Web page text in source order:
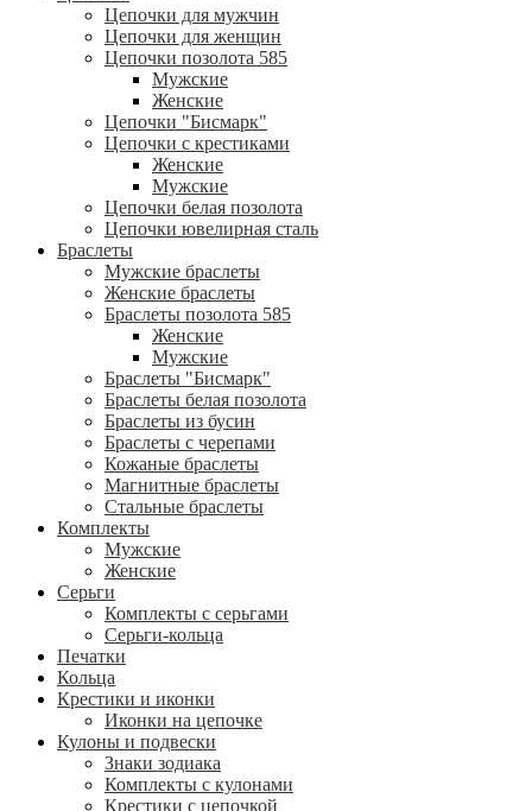
Цепочки для мужчин
Цепочки для женщин
Цепочки позолота 585
Мужские
Женские
Цепочки "Бисмарк"
Цепочки с крестиками
Женские
Мужские
Цепочки белая позолота
Цепочки ювелирная сталь
Браслеты
Мужские браслеты
Женские браслеты
Браслеты позолота 585
Женские
Мужские
Браслеты "Бисмарк"
Браслеты белая позолота
Браслеты из бусин
Браслеты с черепами
Кожаные браслеты
Магнитные браслеты
Стальные браслеты
Комплекты
Мужские
Женские
Серьги
Комплекты с серьгами
Серьги-кольца
Печатки
Кольца
Крестики и иконки
Иконки на цепочке
Кулоны и подвески
Знаки зодиака
Комплекты с кулонами
Крестики с цепочкой